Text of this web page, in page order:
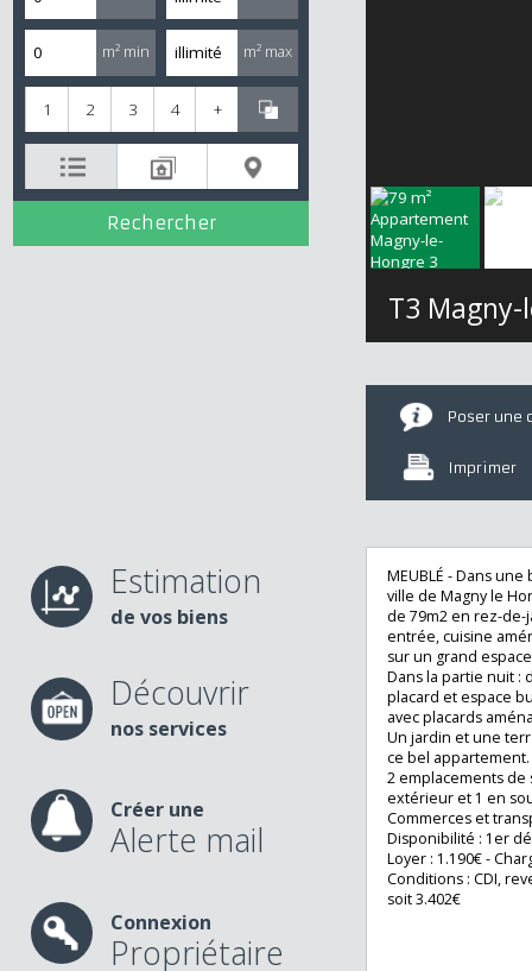
€ min € max
m² min m² max
1 2 3 4 +
de vos biens
nos services
Alerte mail
Poser
MEUBLÉ - Dans
ville de Magny le
de 79m2 en
entrée, cuisine
sur un grand
Dans la partie
placard et
avec placards
Un jardin et une
ce bel
2
extérieur et 1 en
Commerces et
Disponibilité :